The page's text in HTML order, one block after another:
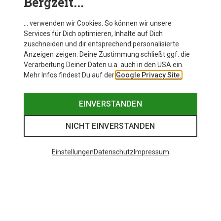
… verwenden wir Cookies. So können wir unsere
Services für Dich optimieren, Inhalte auf Dich
zuschneiden und dir entsprechend personalisierte
Anzeigen zeigen. Deine Zustimmung schließt ggf. die
Verarbeitung Deiner Daten u.a. auch in den USA ein.
Mehr Infos findest Du auf der Google Privacy Site.
EINVERSTANDEN
NICHT EINVERSTANDEN
EinstellungenDatenschutz Impressum